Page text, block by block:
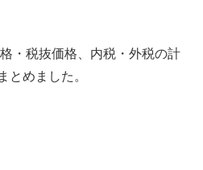
・税抜価格、内税・外税の計
とめました。